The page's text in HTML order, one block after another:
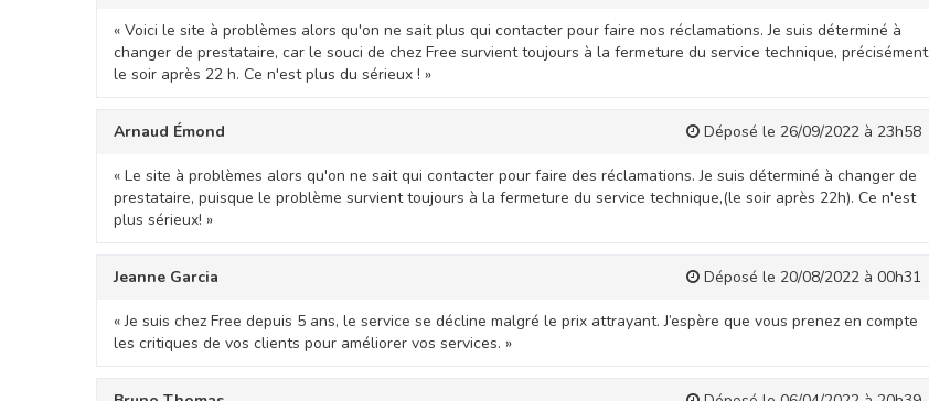
« Voici le site à problèmes alors qu'on ne sait plus qui contacter pour faire nos réclamations. Je suis déterminé à
changer de prestataire, car le souci de chez Free survient toujours à la fermeture du service technique, précisément
le soir après 22 h. Ce n'est plus du sérieux ! »
Arnaud Émond Déposé le 26/09/2022 à 23h58
« Le site à problèmes alors qu'on ne sait qui contacter pour faire des réclamations. Je suis déterminé à changer de
prestataire, puisque le problème survient toujours à la fermeture du service technique,(le soir après 22h). Ce n'est
plus sérieux! »
Jeanne Garcia Déposé le 20/08/2022 à 00h31
« Je suis chez Free depuis 5 ans, le service se décline malgré le prix attrayant. J’espère que vous prenez en compte
les critiques de vos clients pour améliorer vos services. »